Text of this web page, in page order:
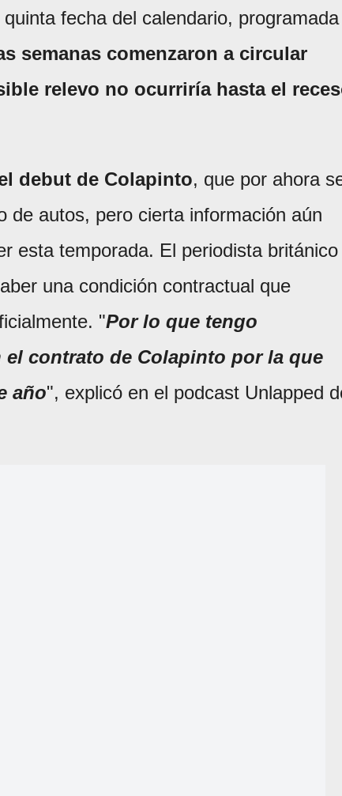
fecha del calendario, programada
semanas comenzaron a circular
relevo no ocurriría hasta el
debut de Colapinto, que por ahora
de autos, pero cierta información aún
esta temporada. El periodista británico
una condición contractual que
"Por lo que tengo
contrato de Colapinto por la que
año", explicó en el podcast Unlapped